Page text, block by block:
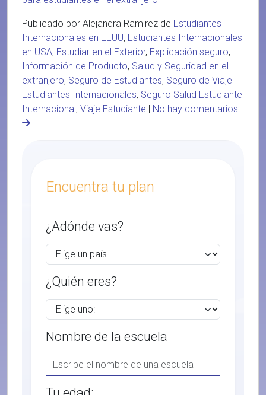
Publicado por Alejandra Ramirez de Estudiantes
Internacionales en EEUU, Estudiantes Internacionales
en USA, Estudiar en el Exterior, Explicación seguro,
Información de Producto, Salud y Seguridad en el
extranjero, Seguro de Estudiantes, Seguro de Viaje
Estudiantes Internacionales, Seguro Salud Estudiante
Internacional, Viaje Estudiante | No hay comentarios
Encuentra tu plan
¿Adónde vas?
¿Quién eres?
Nombre de la escuela